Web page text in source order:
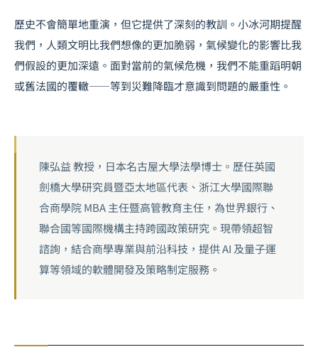
歷史不會簡單地重演，但它提供了深刻的教訓。小冰河期提醒
我們，人類文明比我們想像的更加脆弱，氣候變化的影響比我
們假設的更加深遠。面對當前的氣候危機，我們不能重蹈明朝
或舊法國的覆轍——等到災難降臨才意識到問題的嚴重性。
陳弘益 教授，日本名古屋大學法學博士。歷任英國
劍橋大學研究員暨亞太地區代表、浙江大學國際聯
合商學院 MBA 主任暨高管教育主任，為世界銀行、
聯合國等國際機構主持跨國政策研究。現帶領超智
諮詢，結合商學專業與前沿科技，提供 AI 及量子運
算等領域的軟體開發及策略制定服務。